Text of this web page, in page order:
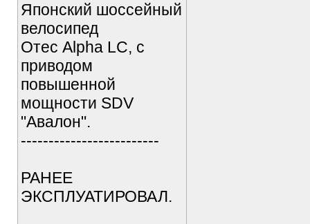
Японский шоссейный
велосипед
Отес Alpha LC, с
приводом
повышенной
мощности SDV
"Авалон".
-------------------------
РАНЕЕ
ЭКСПЛУАТИРОВАЛ.